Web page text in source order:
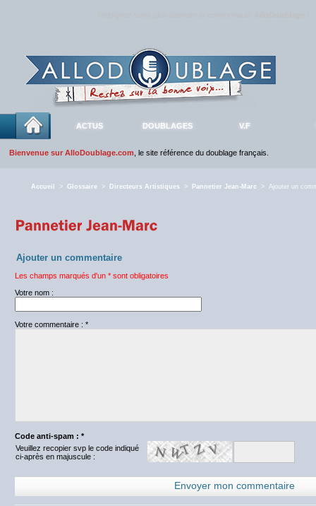
ACTUS DOUBLAGES V.F
Bienvenue sur AlloDoublage.com , le site référence du doublage français.
Accueil > Glossaire > Directeurs Artistiques > Pannetier Jean-Marc > Ajouter un
Ajouter un commentaire
Les champs marqués d'un * sont obligatoires
Votre nom :
Votre commentaire : *
Code anti-spam : *
Veuillez recopier svp le code indiqué
ci-après en majuscule :